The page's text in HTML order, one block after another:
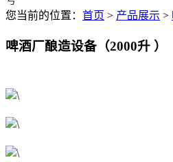
您当前的位置： 首页 > 产品展示 >
啤酒厂酿造设备（2000升 ）